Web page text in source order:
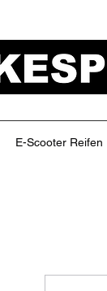
E-Scooter Reifen